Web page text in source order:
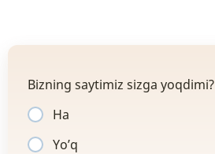
Bizning saytimiz sizga yoqdimi?
Ha
Yo’q